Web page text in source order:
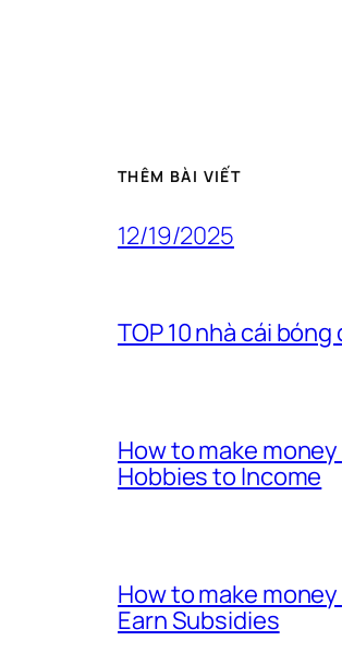
THÊM BÀI VIẾT
12/19/2025
TOP 10 nhà cái
How to make
Hobbies to Income
How to make
Earn Subsidies